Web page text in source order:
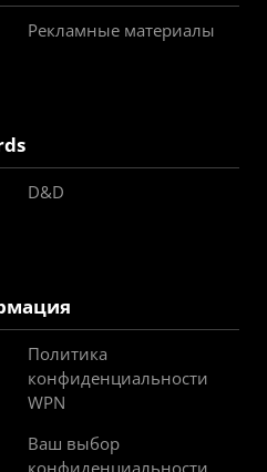
Рекламные материалы
D&D
Политика
конфиденциальности
WPN
Ваш выбор
конфиденциальности